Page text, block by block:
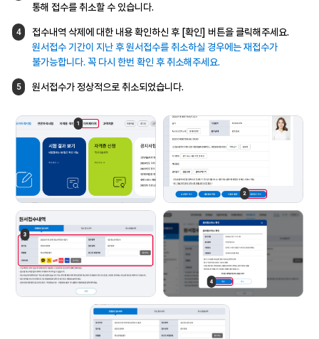
통해 접수를 취소할 수 있습니다.
4 접수내역 삭제에 대한 내용 확인하신 후 [확인] 버튼을 클릭해주세요.
원서접수 기간이 지난 후 원서접수를취소하실 경우에는 재접수가
불가능합니다. 꼭 다시 한번 확인 후 취소해주세요.
5 원서접수가 정상적으로 취소되었습니다.